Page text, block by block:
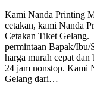
Kami Nanda Printing
cetakan, kami Nanda
Cetakan Tiket Gelang.
permintaan Bapak/Ibu/
harga murah cepat
24 jam nonstop. Kami
Gelang dari…